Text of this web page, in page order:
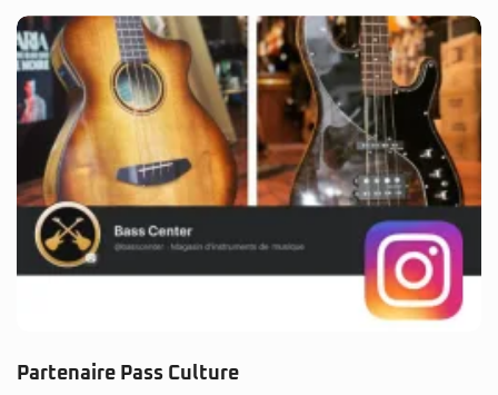
Partenaire Pass Culture